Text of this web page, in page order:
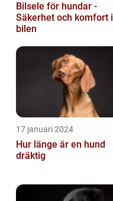
Bilsele för hundar -
Säkerhet och komfort i
bilen
17 januari 2024
Hur länge är en hund
dräktig